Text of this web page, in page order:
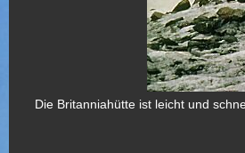
Die Britanniahütte ist leicht und